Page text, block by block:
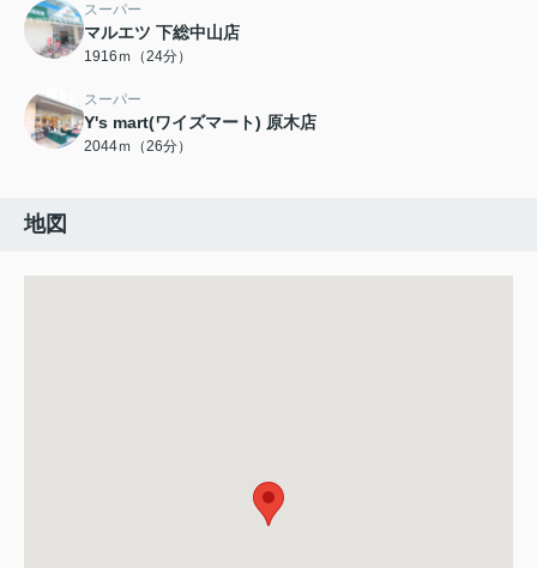
スーパー
マルエツ 下総中山店
1916ｍ（24分）
スーパー
Y's mart(ワイズマート) 原木店
2044ｍ（26分）
地図